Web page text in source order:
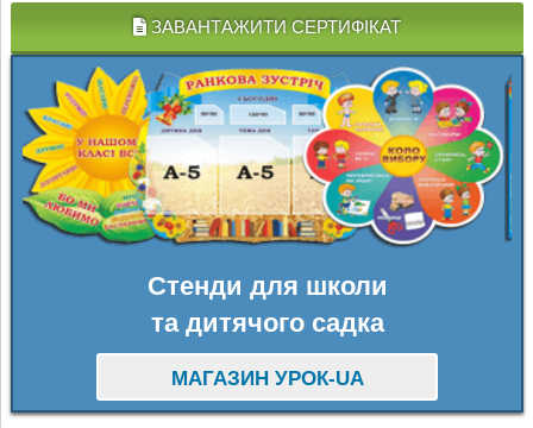
ЗАВАНТАЖИТИ СЕРТИФІКАТ
Стенди для школи
та дитячого садка
МАГАЗИН УРОК-UA